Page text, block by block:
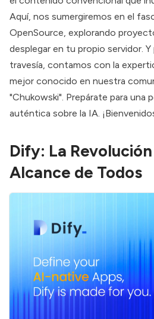
Aquí, nos sumergiremos en el
OpenSource, explorando
desplegar en tu propio servidor.
travesía, contamos con la
mejor conocido en nuestra
"Chukowski". Prepárate para una
auténtica sobre la IA.
Dify: La
Alcance de Todos